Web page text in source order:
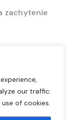
our traffic.
of cookies.
zachytenie